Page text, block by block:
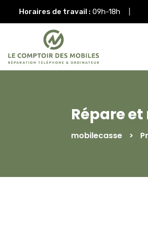
Horaires de travail : 09h-18h
Répare
mobilecasse >